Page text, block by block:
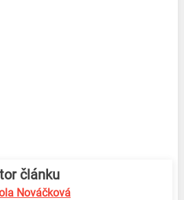
článku
Nováčková